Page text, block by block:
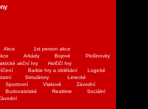
Akce
1st person akce
Arkády Bojové
Plošinovky
akční hry
Holčičí hry
líčení
Barbie hry a oblékání
Logické
Simulátory
Letecké
Sportovní Vlakové
Závodní
Budovatelské Realtime
Sociální